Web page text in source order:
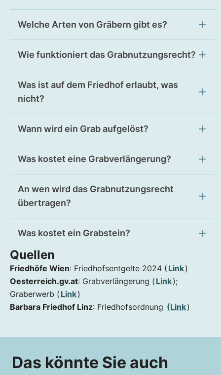
Welche Arten von Gräbern gibt es?
Wie funktioniert das Grabnutzungsrecht?
Was ist auf dem Friedhof erlaubt, was
nicht?
Wann wird ein Grab aufgelöst?
Was kostet eine Grabverlängerung?
An wen wird das Grabnutzungsrecht
übertragen?
Was kostet ein Grabstein?
Quellen
Friedhöfe Wien: Friedhofsentgelte 2024 ( Link)
Oesterreich.gv.at: Grabverlängerung ( Link);
Graberwerb ( Link)
Barbara Friedhof Linz: Friedhofsordnung (Link)
Das könnte Sie auch